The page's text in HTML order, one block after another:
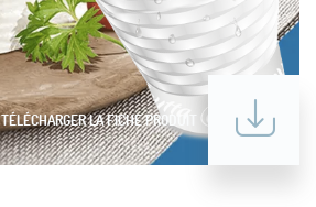
TÉLÉCHARGER LA FICHE PRODUIT